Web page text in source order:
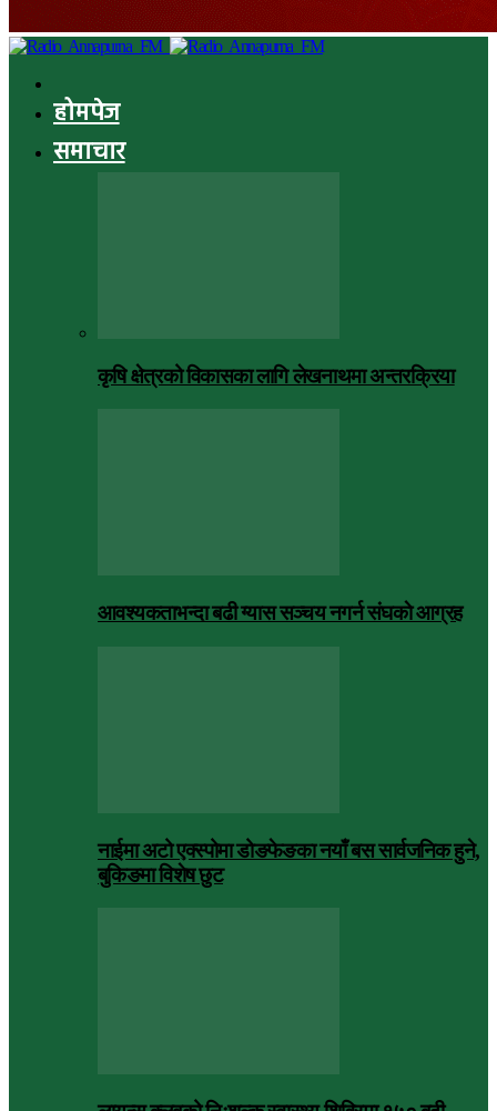
होमपेज
समाचार
कृषि क्षेत्रको विकासका लागि लेखनाथमा अन्तरक्रिया
आवश्यकताभन्दा बढी ग्यास सञ्चय नगर्न संघकाे आग्रह
नाईमा अटो एक्स्पोमा डोङफेङका नयाँ बस सार्वजनिक हुने,
बुकिङमा विशेष छुट